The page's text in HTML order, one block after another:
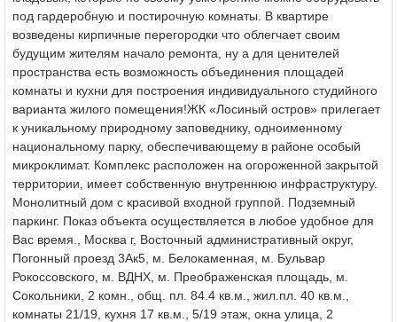
под гардеробную и постирочную комнаты. В квартире
возведены кирпичные перегородки что облегчает своим
будущим жителям начало ремонта, ну а для ценителей
пространства есть возможность объединения площадей
комнаты и кухни для построения индивидуального студийного
варианта жилого помещения!ЖК «Лосиный остров» прилегает
к уникальному природному заповеднику, одноименному
национальному парку, обеспечивающему в районе особый
микроклимат. Комплекс расположен на огороженной закрытой
территории, имеет собственную внутреннюю инфраструктуру.
Монолитный дом с красивой входной группой. Подземный
паркинг. Показ объекта осуществляется в любое удобное для
Вас время.
, Москва г, Восточный административный округ,
Погонный проезд 3Ак5, м. Белокаменная, м. Бульвар
Рокоссовского, м. ВДНХ, м. Преображенская площадь, м.
Сокольники, 2 комн., общ. пл. 84.4 кв.м., жил.пл. 40 кв.м.,
комнаты 21/19, кухня 17 кв.м., 5/19 этаж, окна улица, 2